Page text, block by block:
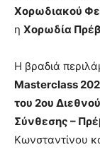
Χορωδιακού
η Χορωδία
Η βραδιά
Masterclass
του 2ου
Σύνθεσης –
Κωνσταντίνου